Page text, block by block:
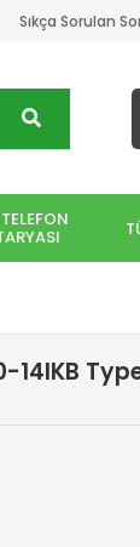
Sıkça Sorulan
14IKB